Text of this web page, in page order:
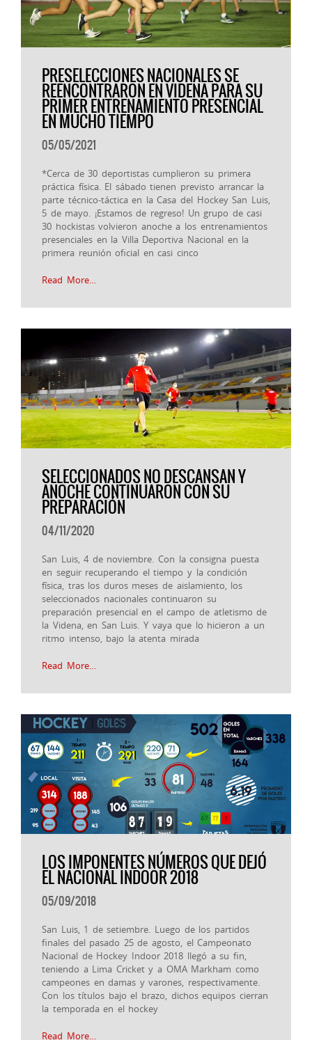
PRESELECCIONES NACIONALES SE
REENCONTRARON EN VIDENA PARA SU
PRIMER ENTRENAMIENTO PRESENCIAL
EN MUCHO TIEMPO
05/05/2021
*Cerca de 30 deportistas cumplieron su primera
práctica física. El sábado tienen previsto arrancar la
parte técnico-táctica en la Casa del Hockey San Luis,
5 de mayo. ¡Estamos de regreso! Un grupo de casi
30 hockistas volvieron anoche a los entrenamientos
presenciales en la Villa Deportiva Nacional en la
primera reunión oficial en casi cinco
Read More…
SELECCIONADOS NO DESCANSAN Y
ANOCHE CONTINUARON CON SU
PREPARACIÓN
04/11/2020
San Luis, 4 de noviembre. Con la consigna puesta
en seguir recuperando el tiempo y la condición
física, tras los duros meses de aislamiento, los
seleccionados nacionales continuaron su
preparación presencial en el campo de atletismo de
la Videna, en San Luis. Y vaya que lo hicieron a un
ritmo intenso, bajo la atenta mirada
Read More…
LOS IMPONENTES NÚMEROS QUE DEJÓ
EL NACIONAL INDOOR 2018
05/09/2018
San Luis, 1 de setiembre. Luego de los partidos
finales del pasado 25 de agosto, el Campeonato
Nacional de Hockey Indoor 2018 llegó a su fin,
teniendo a Lima Cricket y a OMA Markham como
campeones en damas y varones, respectivamente.
Con los títulos bajo el brazo, dichos equipos cierran
la temporada en el hockey
Read More…